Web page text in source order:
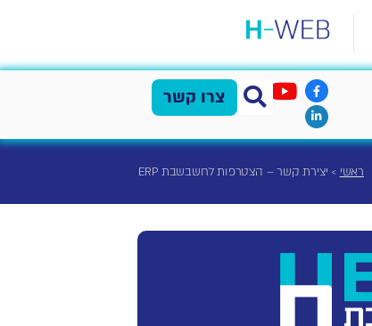
צרו קשר
ראשי > יצירת קשר – הצטרפות לחשבשבת ERP